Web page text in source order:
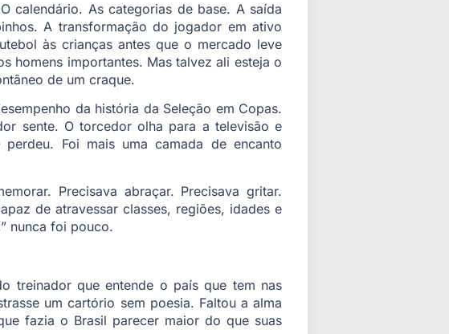
calendário. As categorias de base. A saída
A transformação do jogador em ativo
às crianças antes que o mercado leve
homens importantes. Mas talvez ali esteja o
de um craque.
da história da Seleção em Copas.
sente. O torcedor olha para a televisão e
Foi mais uma camada de encanto
Precisava abraçar. Precisava gritar.
de atravessar classes, regiões, idades e
nunca foi pouco.
treinador que entende o país que tem nas
um cartório sem poesia. Faltou a alma
fazia o Brasil parecer maior do que suas